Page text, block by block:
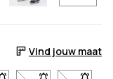
Vind jouw maat